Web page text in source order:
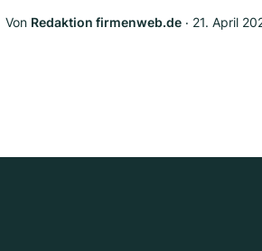
Von Redaktion firmenweb.de ‧ 21. April